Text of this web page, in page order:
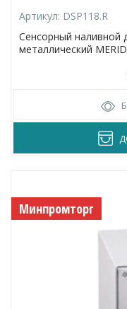
Артикул: DSP118.R
Сенсорный наливной
металлический
Минпромторг